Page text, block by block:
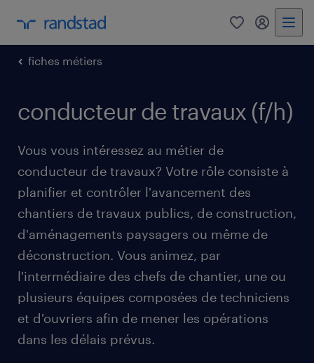
0 mon
fiches métiers
conducteur de travaux (f/h)
Vous vous intéressez au métier de
conducteur de travaux? Votre rôle consiste à
planifier et contrôler l'avancement des
chantiers de travaux publics, de construction,
d'aménagements paysagers ou même de
déconstruction. Vous animez, par
l'intermédiaire des chefs de chantier, une ou
plusieurs équipes composées de techniciens
et d'ouvriers afin de mener les opérations
dans les délais prévus.